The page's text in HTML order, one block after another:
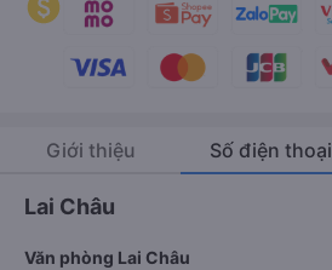
Giới thiệu Số điện thoại
Lai Châu
Văn phòng Lai Châu